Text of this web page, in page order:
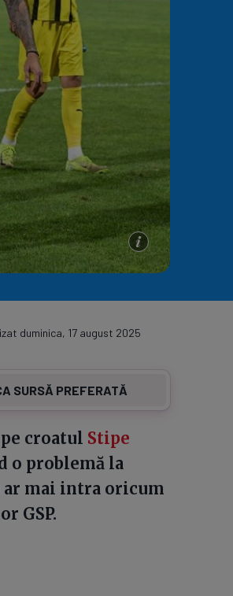
duminica, 17 august 2025
SURSĂ PREFERATĂ
croatul Stipe
o problemă la
ar mai intra oricum
GSP.